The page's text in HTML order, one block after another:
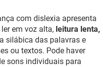
com dislexia apresenta
em voz alta, leitura lenta,
silábica das palavras e
ou textos. Pode haver
sons individuais para